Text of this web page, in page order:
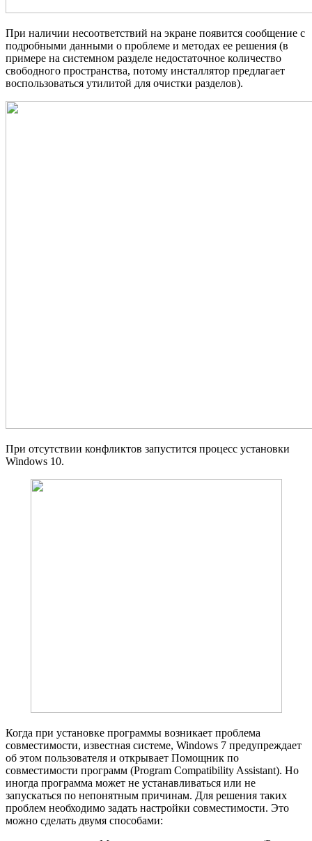
При наличии несоответствий на экране появится сообщение с
подробными данными о проблеме и методах ее решения (в
примере на системном разделе недостаточное количество
свободного пространства, потому инсталлятор предлагает
воспользоваться утилитой для очистки разделов).
При отсутствии конфликтов запустится процесс установки
Windows 10.
Когда при установке программы возникает проблема
совместимости, известная системе, Windows 7 предупреждает
об этом пользователя и открывает Помощник по
совместимости программ (Program Compatibility Assistant). Но
иногда программа может не устанавливаться или не
запускаться по непонятным причинам. Для ре­шения таких
проблем необходимо задать настройки совместимости. Это
можно сделать двумя способами: